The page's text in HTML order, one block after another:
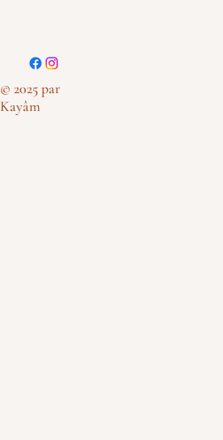
© 2025 par
Kayâm